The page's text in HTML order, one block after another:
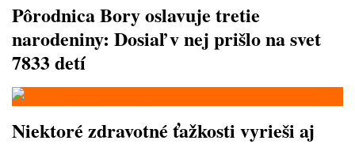
Pôrodnica Bory oslavuje tretie
narodeniny: Dosiaľ v nej prišlo na svet
7833 detí
Niektoré zdravotné ťažkosti vyrieši aj